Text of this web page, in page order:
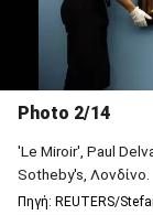
Photo 2/14
'Le Miroir', Paul
Sotheby's, Λονδίνο.
Πηγή: REUTERS/